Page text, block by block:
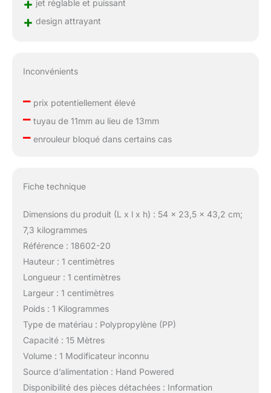
+ jet réglable et puissant
+ design attrayant
Inconvénients
–prix potentiellement élevé
–tuyau de 11mm au lieu de 13mm
–enrouleur bloqué dans certains cas
Fiche technique
Dimensions du produit (L x l x h) : 54 x 23,5 x 43,2 cm;
7,3 kilogrammes
Référence : 18602-20
Hauteur : 1 centimètres
Longueur : 1 centimètres
Largeur : 1 centimètres
Poids : 1 Kilogrammes
Type de matériau : Polypropylène (PP)
Capacité : 15 Mètres
Volume : 1 Modificateur inconnu
Source d’alimentation : Hand Powered
Disponibilité des pièces détachées : Information